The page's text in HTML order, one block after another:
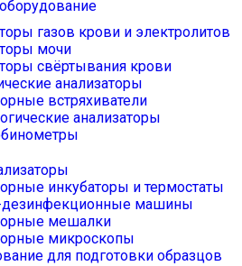
газов крови и электролитов
мочи
свёртывания крови
анализаторы
встряхиватели
анализаторы
инкубаторы и термостаты
машины
мешалки
микроскопы
для подготовки образцов